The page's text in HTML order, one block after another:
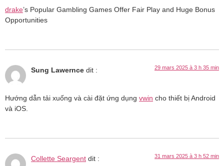
drake’s Popular Gambling Games Offer Fair Play and Huge Bonus
Opportunities
Sung Lawernce dit : 29 mars 2025 à 3 h 35 min
Hướng dẫn tải xuống và cài đặt ứng dụng vwin cho thiết bị Android
và iOS.
Collette Seargent dit : 31 mars 2025 à 3 h 52 min